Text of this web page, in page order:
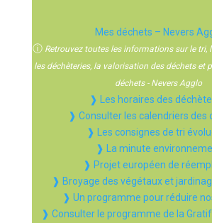
Mes déchets – Nevers
ⓘ Retrouvez toutes les informations sur le tri,
les déchèteries, la valorisation des déchets et
déchets - Nevers Agglo
❱ Les horaires des
❱ Consulter les calendriers des
❱ Les consignes de tri
❱ La minute
❱ Projet européen de
❱ Broyage des végétaux et
❱ Un programme pour réduire
❱ Consulter le programme de la